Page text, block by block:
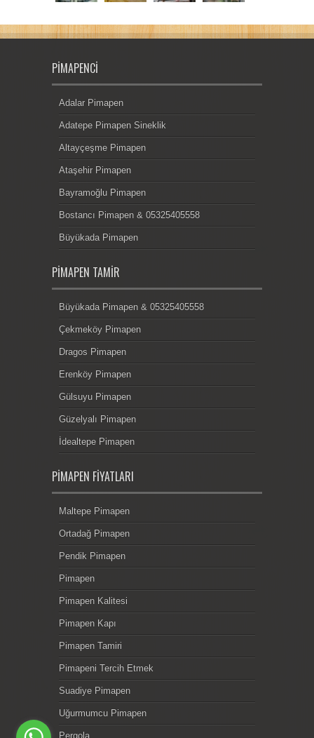
PIMAPENCI
Adalar Pimapen
Adatepe Pimapen Sineklik
Altayçeşme Pimapen
Ataşehir Pimapen
Bayramoğlu Pimapen
Bostancı Pimapen & 05325405558
Büyükada Pimapen
PIMAPEN TAMIR
Büyükada Pimapen & 05325405558
Çekmeköy Pimapen
Dragos Pimapen
Erenköy Pimapen
Gülsuyu Pimapen
Güzelyalı Pimapen
İdealtepe Pimapen
PIMAPEN FIYATLARI
Maltepe Pimapen
Ortadağ Pimapen
Pendik Pimapen
Pimapen
Pimapen Kalitesi
Pimapen Kapı
Pimapen Tamiri
Pimapeni Tercih Etmek
Suadiye Pimapen
Uğurmumcu Pimapen
Pergola